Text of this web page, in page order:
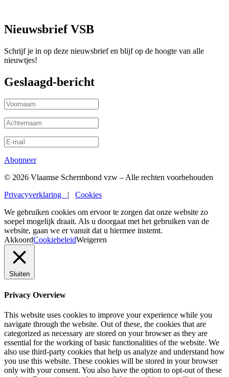
Nieuwsbrief VSB
Schrijf je in op deze nieuwsbrief en blijf op de hoogte van alle
nieuwtjes!
Geslaagd-bericht
Abonneer
© 2026 Vlaamse Schermbond vzw – Alle rechten voorbehouden
Privacyverklaring
Cookies
We gebruiken cookies om ervoor te zorgen dat onze website zo
soepel mogelijk draait. Als u doorgaat met het gebruiken van de
website, gaan we er vanuit dat u hiermee instemt.
AkkoordCookiebeleidWeigeren
Sluiten
Privacy Overview
This website uses cookies to improve your experience while you
navigate through the website. Out of these, the cookies that are
categorized as necessary are stored on your browser as they are
essential for the working of basic functionalities of the website. We
also use third-party cookies that help us analyze and understand how
you use this website. These cookies will be stored in your browser
only with your consent. You also have the option to opt-out of these